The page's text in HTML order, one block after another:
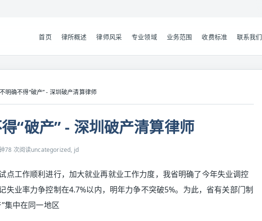
首页 律所概述 律师风采 专业领域 业务范围 收费标准 联系我们
明确不得“破产” - 深圳破产清算律师
“破产” - 深圳破产清算律师
78 次阅读uncategorized, jd
点工作顺利进行，加大就业再就业工作力度，我省明确了今年失业调控
失业率力争控制在4.7%以内，明年力争不突破5%。为此，省有关部门制
集中在同一地区